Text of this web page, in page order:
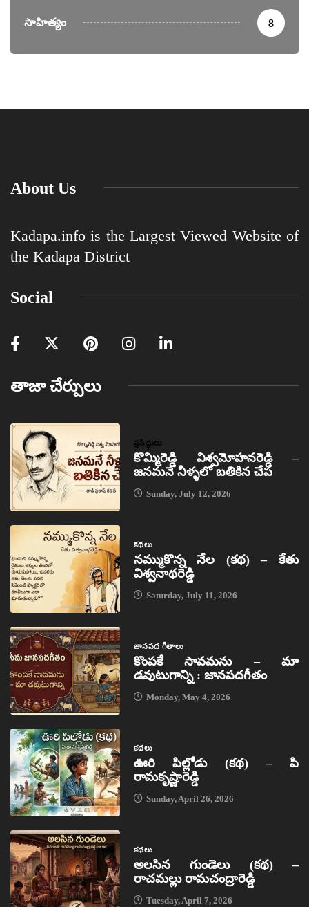
సాహిత్యం 8
About Us
Kadapa.info is the Largest Viewed Website of
the Kadapa District
Social
తాజా చేర్పులు
ప్రసిద్ధులు
కొమ్మిరెడ్డి విశ్వమోహనరెడ్డి –
జనమనే నీళ్ళలో బతికిన చేప
Sunday, July 12, 2026
కథలు
నమ్ముకొన్న నేల (కథ) – కేతు
విశ్వనాథరెడ్డి
Saturday, July 11, 2026
జానపద గీతాలు
కొంపకే సావమను – మా
డవుటుగాన్ని : జానపదగీతం
Monday, May 4, 2026
కథలు
ఊరి పిల్లోడు (కథ) – పి
రామకృష్ణారెడ్డి
Sunday, April 26, 2026
కథలు
అలసిన గుండెలు (కథ) –
రాచమల్లు రామచంద్రారెడ్డి
Tuesday, April 7, 2026